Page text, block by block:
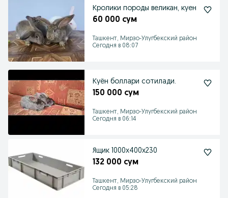
Кролики породы великан, куен
60 000 сум
Ташкент, Мирзо-Улугбекский район
Сегодня в 08:07
Куён боллари сотилади.
150 000 сум
Ташкент, Мирзо-Улугбекский район
Сегодня в 06:14
Ящик 1000х400х230
132 000 сум
Ташкент, Мирзо-Улугбекский район
Сегодня в 05:28